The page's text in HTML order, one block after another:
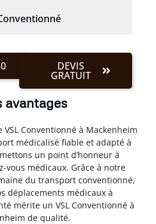
DEVIS
GRATUIT
avantages
Conventionné à Mackenheim
médicalisé fiable et adapté à
un point d’honneur à
vous médicaux. Grâce à notre
du transport conventionné,
déplacements médicaux à
mérite un VSL Conventionné à
de qualité.